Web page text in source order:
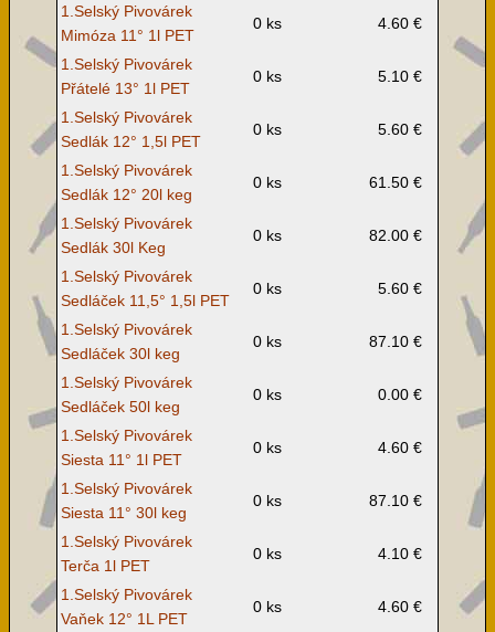
1.Selský Pivovárek
Mimóza 11° 1l PET
0 ks 4.60 €
1.Selský Pivovárek
Přátelé 13° 1l PET
0 ks 5.10 €
1.Selský Pivovárek
Sedlák 12° 1,5l PET
0 ks 5.60 €
1.Selský Pivovárek
Sedlák 12° 20l keg
0 ks 61.50 €
1.Selský Pivovárek
Sedlák 30l Keg
0 ks 82.00 €
1.Selský Pivovárek
Sedláček 11,5° 1,5l PET
0 ks 5.60 €
1.Selský Pivovárek
Sedláček 30l keg
0 ks 87.10 €
1.Selský Pivovárek
Sedláček 50l keg
0 ks 0.00 €
1.Selský Pivovárek
Siesta 11° 1l PET
0 ks 4.60 €
1.Selský Pivovárek
Siesta 11° 30l keg
0 ks 87.10 €
1.Selský Pivovárek
Terča 1l PET
0 ks 4.10 €
1.Selský Pivovárek
Vaňek 12° 1L PET
0 ks 4.60 €